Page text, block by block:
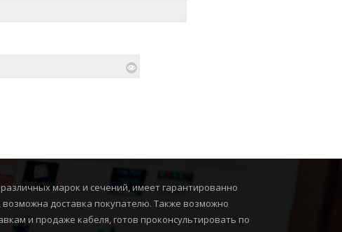
марок и сечений, имеет гарантированно
доставка покупателю. Также возможно
и продаже кабеля, готов проконсультировать по